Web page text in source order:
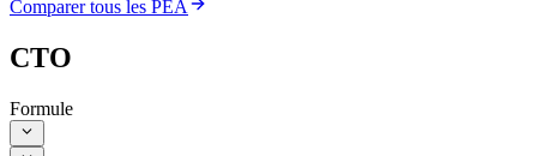
Comparer tous les PEA
CTO
Formule